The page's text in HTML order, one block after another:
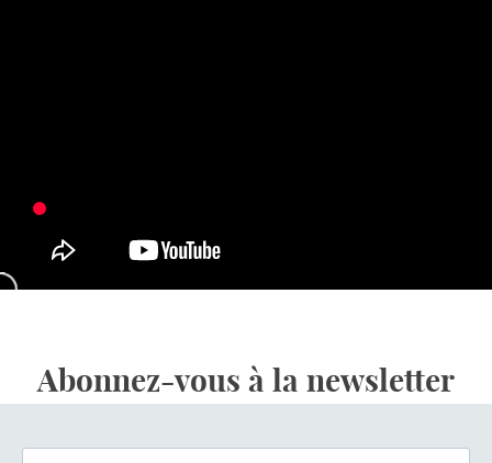
Abonnez-vous à la newsletter